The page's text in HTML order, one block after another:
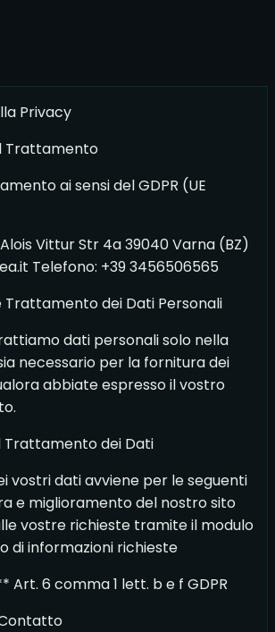
Privacy
Trattamento
ai sensi del GDPR (UE
Vittur Str 4a 39040 Varna (BZ)
Telefono: +39 3456506565
dei Dati Personali
dati personali solo nella
necessario per la fornitura dei
abbiate espresso il vostro
Trattamento dei Dati
vostri dati avviene per le seguenti
e miglioramento del nostro sito
vostre richieste tramite il modulo
di informazioni richieste
Art. 6 comma 1 lett. b e f GDPR